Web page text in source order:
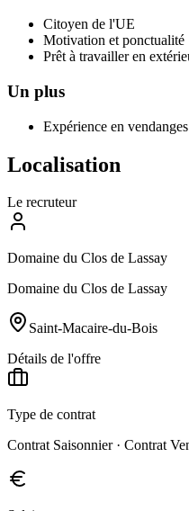
Citoyen de l'UE
Motivation et ponctualité
Prêt à travailler en
Un plus
Expérience en vendanges
Localisation
Le recruteur
Domaine du Clos de Lassay
Domaine du Clos de Lassay
Saint-Macaire-du-Bois
Détails de l'offre
Type de contrat
Contrat Saisonnier · Contrat